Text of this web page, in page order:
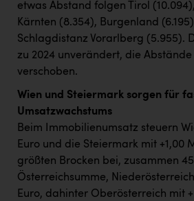
etwas Abstand folgen Tirol
Kärnten (8.354), Burgenland
Schlagdistanz Vorarlberg (5.955).
zu 2024 unverändert, die
verschoben.
Wien und Steiermark sorgen für
Umsatzwachstums
Beim Immobilienumsatz steuern
Euro und die Steiermark mit +1,00
größten Brocken bei, zusammen
Österreichsumme,
Euro, dahinter Oberösterreich mit